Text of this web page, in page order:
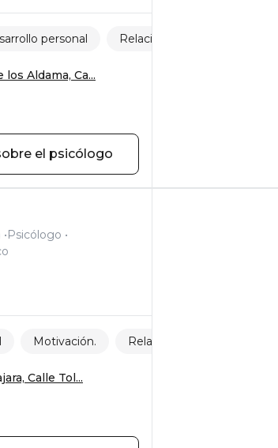
personal Relaciones familiares
los Aldama, Ca...
el psicólogo
Psicólogo
Motivación. Relaciones
Calle Tol...